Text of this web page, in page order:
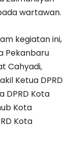
wartawan.
kegiatan ini,
Pekanbaru
Cahyadi,
Ketua DPRD
DPRD Kota
Kota
Kota